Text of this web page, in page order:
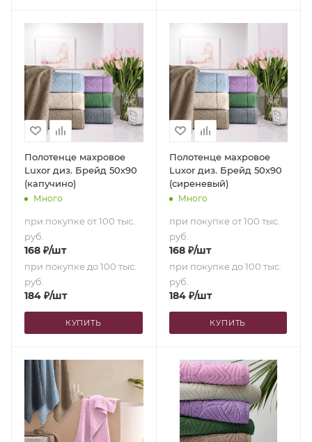
Полотенце махровое
Luxor диз. Брейд 50х90
(капучино)
Много
при покупке от 100 тыс.
руб.
168 ₽/шт
при покупке до 100 тыс.
руб.
184 ₽/шт
КУПИТЬ
Полотенце махровое
Luxor диз. Брейд 50х90
(сиреневый)
Много
при покупке от 100 тыс.
руб.
168₽/шт
при покупке до 100 тыс.
руб.
184₽/шт
КУПИТЬ